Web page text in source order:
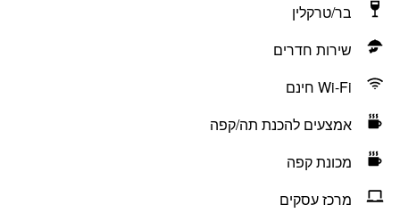
בר/טרקלין
שירות חדרים
Wi-Fi חינם
אמצעים להכנת תה/קפה
מכונת קפה
מרכז עסקים